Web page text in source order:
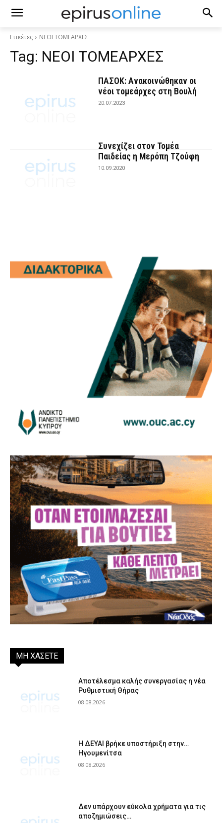
Ετικέτες ΝΕΟΙ ΤΟΜΕΑΡΧΕΣ
Tag: ΝΕΟΙ ΤΟΜΕΑΡΧΕΣ
ΠΑΣΟΚ: Ανακοινώθηκαν οι
νέοι τομεάρχες στη Βουλή
20.07.2023
Συνεχίζει στον Τομέα
Παιδείας η Μερόπη Τζούφη
10.09.2020
ΜΗ ΧΑΣΕΤΕ
Αποτέλεσμα καλής συνεργασίας η νέα
Ρυθμιστική Θήρας
08.08.2026
Η ΔΕΥΑΙ βρήκε υποστήριξη στην…
Ηγουμενίτσα
08.08.2026
Δεν υπάρχουν εύκολα χρήματα για τις
αποζημιώσεις…